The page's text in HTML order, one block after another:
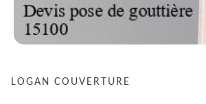
LOGAN COUVERTURE